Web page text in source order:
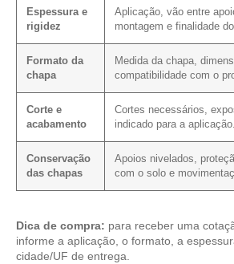
Espessura e
rigidez
Aplicação, vão entre
montagem e finalidade
Formato da
chapa
Medida da chapa,
compatibilidade com o
Corte e
acabamento
Cortes necessários,
indicado para a aplicação.
Conservação
das chapas
Apoios nivelados,
com o solo e
Dica de compra: para receber uma
informe a aplicação, o formato, a
cidade/UF de entrega.